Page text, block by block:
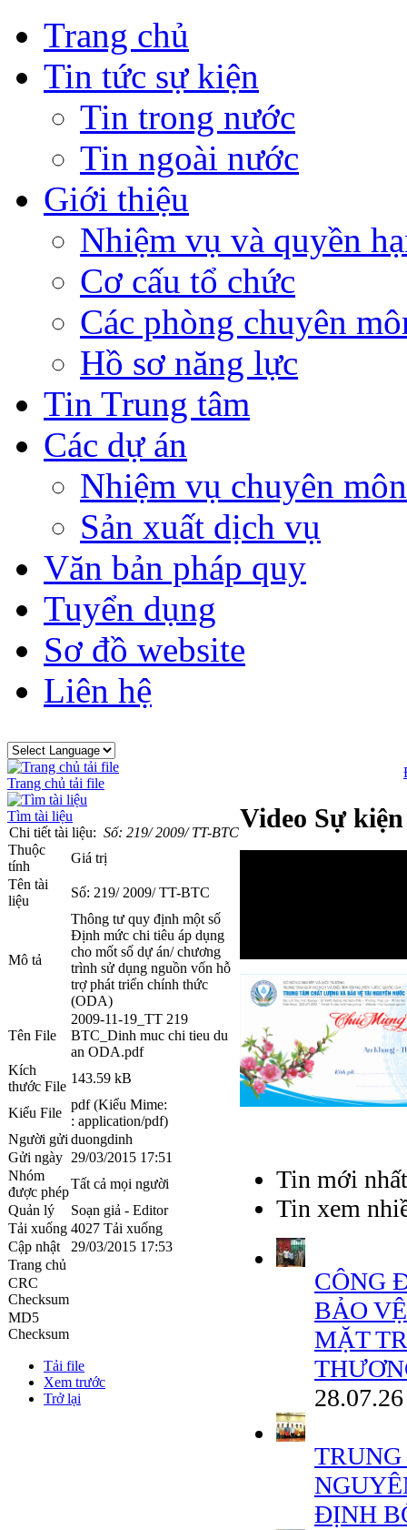
Trang chủ
Tin tức sự kiện
Tin trong nước
Tin ngoài nước
Giới thiệu
Nhiệm vụ và quyền
Cơ cấu tổ chức
Các phòng chuyên
Hồ sơ năng lực
Tin Trung tâm
Các dự án
Nhiệm vụ chuyên môn
Sản xuất dịch vụ
Văn bản pháp quy
Tuyển dụng
Sơ đồ website
Liên hệ
Trang chủ tải file
Tìm tài liệu
Chi tiết tài liệu: Số: 219/ 2009/ TT-BTC
Thuộc
tính
Giá trị
Tên tài
liệu
Số: 219/ 2009/ TT-BTC
Mô tả
Thông tư quy định một số
Định mức chi tiêu áp dụng
cho mốt số dự án/ chương
trình sử dụng nguồn vốn hỗ
trợ phát triển chính thức
(ODA)
Tên File
2009-11-19_TT 219
BTC_Dinh muc chi tieu du
an ODA.pdf
Kích
thước File
143.59 kB
Kiểu File
pdf (Kiểu Mime:
: application/pdf)
Người gửi duongdinh
Gửi ngày 29/03/2015 17:51
Nhóm
được phép
Tất cả mọi người
Quản lý
Soạn giả - Editor
Tải xuống 4027 Tải xuống
Cập nhật
29/03/2015 17:53
Trang chủ
CRC
Checksum
MD5
Checksum
Tải file
Xem trước
Trở lại
Video Sự kiện
Tin mới nhất
Tin xem
CÔNG
BẢO
MẶT
28.07.26
ĐỊNH